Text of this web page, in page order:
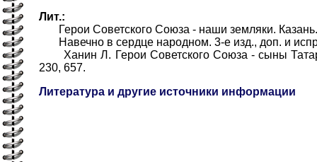
Лит.:
Герои Советского Союза - наши земляки.
Навечно в сердце народном. 3-е изд., доп. и
Ханин Л. Герои Советского Союза - сыны
230, 657.
Литература и другие источники информации